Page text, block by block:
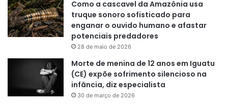
Como a cascavel da Amazônia usa
truque sonoro sofisticado para
enganar o ouvido humano e afastar
potenciais predadores
28 de maio de 2026
Morte de menina de 12 anos em Iguatu
(CE) expõe sofrimento silencioso na
infância, diz especialista
30 de março de 2026